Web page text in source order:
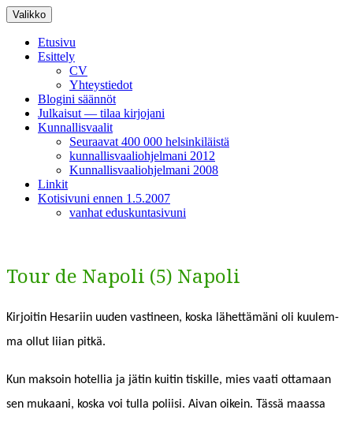
Siirry
sisältöön
Valikko
Etusivu
Esittely
CV
Yhteystiedot
Blogini säännöt
Julkaisut — tilaa kirjojani
Kunnallisvaalit
Seuraavat 400 000 helsinkiläistä
kunnallisvaaliohjelmani 2012
Kunnallisvaaliohjelmani 2008
Linkit
Kotisivuni ennen 1.5.2007
vanhat eduskuntasivuni
Tour de Napoli (5) Napoli
Kir­joitin Hesari­in uuden vasti­neen, kos­ka lähet­tämäni oli kuulem­
ma ollut liian pitkä.
Kun mak­soin hotel­lia ja jätin kuitin tiskille, mies vaati otta­maan
sen mukaani, kos­ka voi tul­la poli­isi. Aivan oikein. Tässä maas­sa